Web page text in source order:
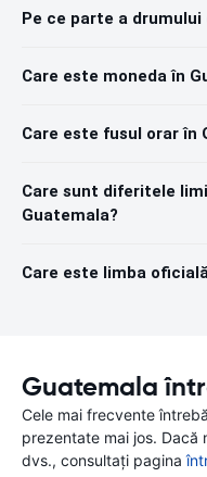
Pe ce parte a
Care este moneda în
Care este fusul orar în
Care sunt diferitele
Guatemala?
Care este limba
Guatemala
Cele mai frecvente
prezentate mai jos. Dacă
dvs., consultați pagina